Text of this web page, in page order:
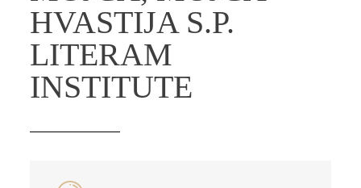
HVASTIJA S.P.
LITERAM
INSTITUTE